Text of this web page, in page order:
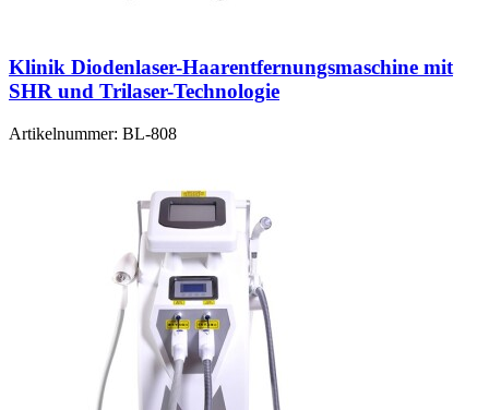
Klinik Diodenlaser-Haarentfernungsmaschine mit
SHR und Trilaser-Technologie
Artikelnummer: BL-808